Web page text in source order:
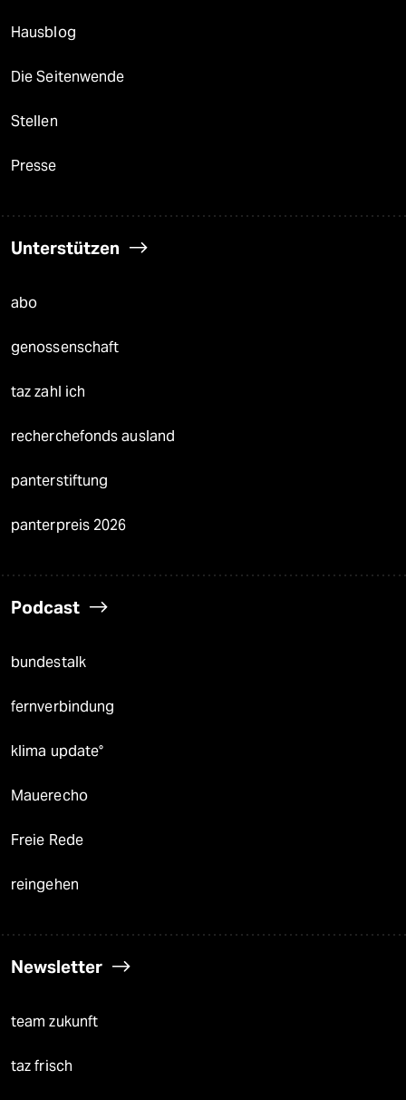
Hausblog
Die Seitenwende
Stellen
Presse
Unterstützen
abo
genossenschaft
taz zahl ich
recherchefonds ausland
panterstiftung
panterpreis 2026
Podcast
bundestalk
fernverbindung
klima update°
Mauerecho
Freie Rede
reingehen
Newsletter
team zukunft
taz frisch